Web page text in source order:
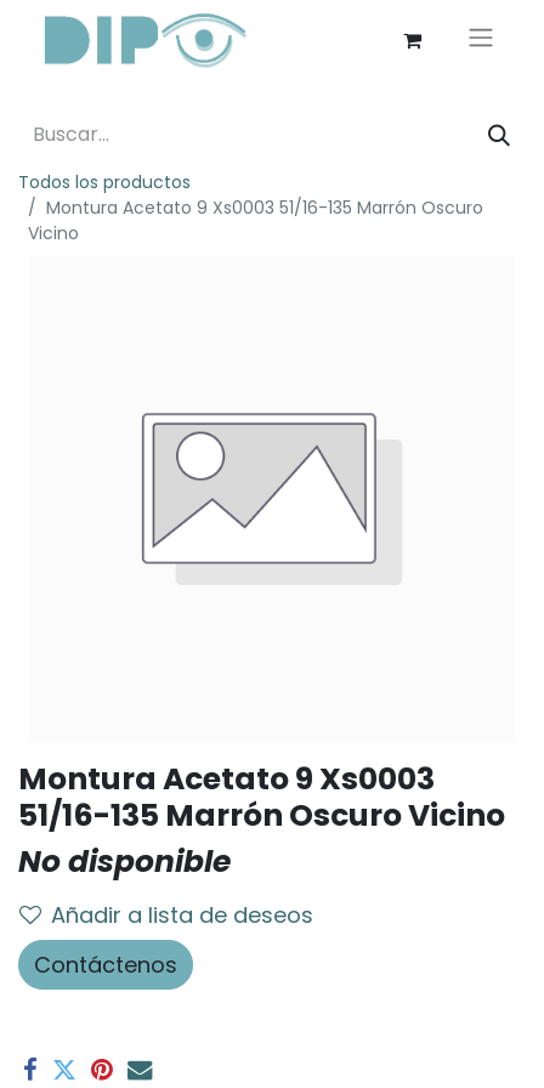
Todos los productos
Montura Acetato 9 Xs0003 51/16-135 Marrón Oscuro
Vicino
Montura Acetato 9 Xs0003
51/16-135 Marrón Oscuro Vicino
No disponible
Añadir a lista de deseos
Contáctenos